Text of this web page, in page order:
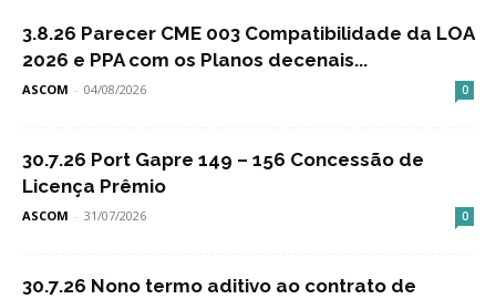
3.8.26 Parecer CME 003 Compatibilidade da LOA
2026 e PPA com os Planos decenais...
ASCOM - 04/08/2026 0
30.7.26 Port Gapre 149 – 156 Concessão de
Licença Prêmio
ASCOM - 31/07/2026 0
30.7.26 Nono termo aditivo ao contrato de